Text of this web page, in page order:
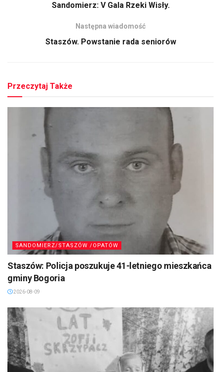
Sandomierz: V Gala Rzeki Wisły.
Następna wiadomość
Staszów. Powstanie rada seniorów
Przeczytaj Także
SANDOMIERZ/STASZÓW /OPATÓW
Staszów: Policja poszukuje 41-letniego mieszkańca
gminy Bogoria
2026-08-09